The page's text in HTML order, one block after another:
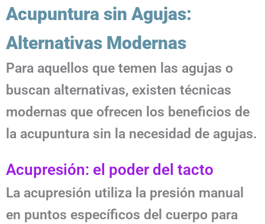
Acupuntura sin Agujas:
Alternativas Modernas
Para aquellos que temen las agujas o
buscan alternativas, existen técnicas
modernas que ofrecen los beneficios de
la acupuntura sin la necesidad de agujas.
Acupresión: el poder del tacto
La acupresión utiliza la presión manual
en puntos específicos del cuerpo para